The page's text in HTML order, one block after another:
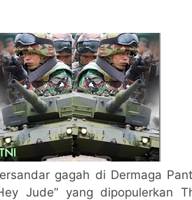
gagah di Dermaga
Jude” yang dipopulerkan